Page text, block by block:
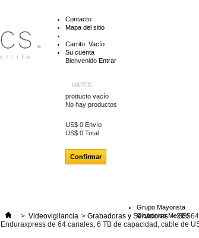
Contacto
Mapa del sitio
Carrito: Vacío
Su cuenta
Bienvenido Entrar
carrito
producto vacío
No hay productos
US$ 0 Envío
US$ 0 Total
Confirmar
Grupo Mayorista
Gictronics Mexico
> Videovigilancia > Grabadoras y Servidores >
Enduraxpress de 64 canales, 6 TB de capacidad, cable de